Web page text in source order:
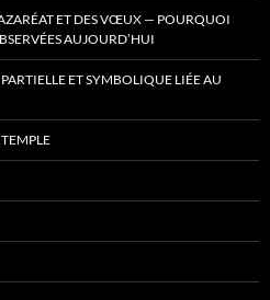
ET DES VŒUX — POURQUOI
AUJOURD’HUI
ET SYMBOLIQUE LIÉE AU